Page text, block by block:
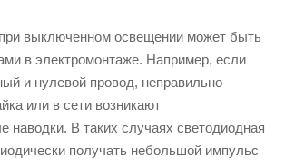
выключенном освещении может быть
в электромонтаже. Например, если
и нулевой провод, неправильно
или в сети возникают
наводки. В таких случаях светодиодная
получать небольшой импульс